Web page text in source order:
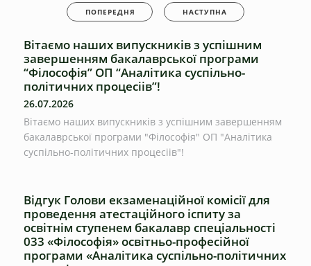
ПОПЕРЕДНЯ НАСТУПНА
Вітаємо наших випускників з успішним
завершенням бакалаврської програми
“Філософія” ОП “Аналітика суспільно-
політичних процесіів”!
26.07.2026
Вітаємо наших випускників з успішним завершенням
бакалаврської програми "Філософія" ОП "Аналітика
суспільно-політичних процесіів"!
Відгук Голови екзаменаційної комісії для
проведення атестаційного іспиту за
освітнім ступенем бакалавр спеціальності
033 «Філософія» освітньо-професійної
програми «Аналітика суспільно-політичних